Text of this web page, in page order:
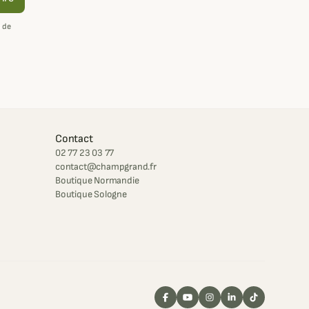
de
Contact
02 77 23 03 77
contact@champgrand.fr
Boutique Normandie
Boutique Sologne